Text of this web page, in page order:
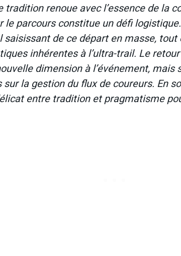
tradition renoue avec l’essence de la
le parcours constitue un défi
saisissant de ce départ en masse,
inhérentes à l’ultra-trail. Le
dimension à l’événement, mais
la gestion du flux de coureurs. En
entre tradition et pragmatisme